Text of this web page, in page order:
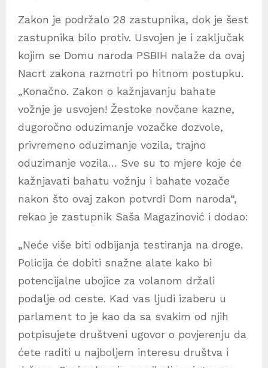
Zakon je podržalo 28 zastupnika, dok je šest
zastupnika bilo protiv. Usvojen je i zaključak
kojim se Domu naroda PSBIH nalaže da ovaj
Nacrt zakona razmotri po hitnom postupku.
„Konačno. Zakon o kažnjavanju bahate
vožnje je usvojen! Žestoke novčane kazne,
dugoročno oduzimanje vozačke dozvole,
privremeno oduzimanje vozila, trajno
oduzimanje vozila… Sve su to mjere koje će
kažnjavati bahatu vožnju i bahate vozače
nakon što ovaj zakon potvrdi Dom naroda“,
rekao je zastupnik Saša Magazinović i dodao:
„Neće više biti odbijanja testiranja na droge.
Policija će dobiti snažne alate kako bi
potencijalne ubojice za volanom držali
podalje od ceste. Kad vas ljudi izaberu u
parlament to je kao da sa svakim od njih
potpisujete društveni ugovor o povjerenju da
ćete raditi u najboljem interesu društva i